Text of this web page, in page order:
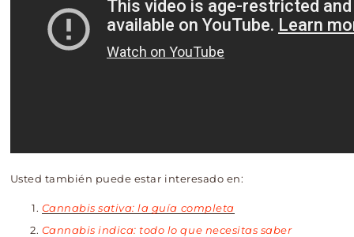
Usted también puede estar interesado en:
Cannabis sativa: la guía completa
Cannabis indica: todo lo que necesitas saber